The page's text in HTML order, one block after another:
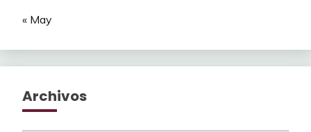
« May
Archivos